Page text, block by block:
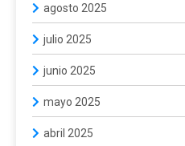
agosto 2025
julio 2025
junio 2025
mayo 2025
abril 2025